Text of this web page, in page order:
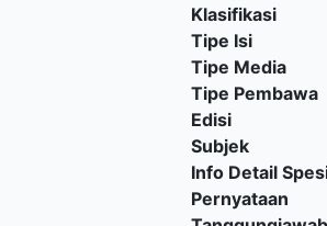
Klasifikasi
Tipe Isi
Tipe Media
Tipe Pembawa
Edisi
Subjek
Info Detail
Pernyataan